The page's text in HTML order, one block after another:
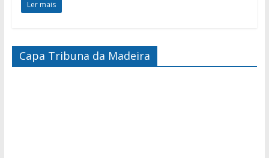
Ler mais
Capa Tribuna da Madeira